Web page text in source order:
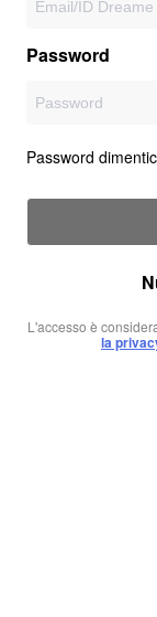
Password
Password
L'accesso è
la